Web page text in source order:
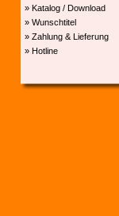
» Katalog / Download
» Wunschtitel
» Zahlung & Lieferung
» Hotline